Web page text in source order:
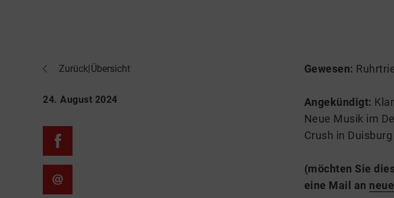
Zurück|Übersicht
24. August 2024
Gewesen:
Angekündigt:
Neue Musik im
Crush in
(möchten Sie
eine Mail an